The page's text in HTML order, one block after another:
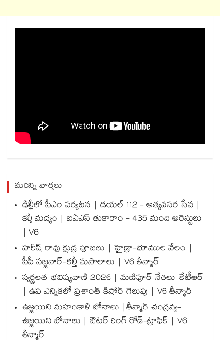
మరిన్ని వార్తలు
ఢిల్లీలో సీఎం పర్యటన | డయల్ 112 - అత్యవసర సేవ |
కల్తీ మద్యం | ఐఏఎస్ తుకారాం - 435 మంది అరెస్టులు
| V6
హరీష్ రావు క్షుద్ర పూజలు | హైడ్రా-భూముల వేలం |
సీపీ సజ్జనార్-కల్తీ మసాలాలు | V6 తీన్మార్
స్వర్ణలత-భవిష్యవాణి 2026 | మణిపూర్ నేతలు-కేటీఆర్
| ఉప ఎన్నికలో ప్రశాంత్ కిషోర్ గెలుపు | V6 తీన్మార్
ఉజ్జయిని మహంకాళి బోనాలు |తీన్మార్ చంద్రవ్వ-
ఉజ్జయిని బోనాలు | ఔటర్ రింగ్ రోడ్-ట్రాఫిక్ | V6
తీన్మార్